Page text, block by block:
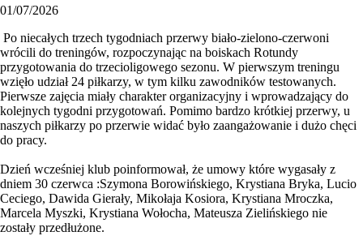
01/07/2026
Po niecałych trzech tygodniach przerwy biało-zielono-czerwoni
wrócili do treningów, rozpoczynając na boiskach Rotundy
przygotowania do trzecioligowego sezonu. W pierwszym treningu
wzięło udział 24 piłkarzy, w tym kilku zawodników testowanych.
Pierwsze zajęcia miały charakter organizacyjny i wprowadzający do
kolejnych tygodni przygotowań. Pomimo bardzo krótkiej przerwy, u
naszych piłkarzy po przerwie widać było zaangażowanie i dużo chęci
do pracy.
Dzień wcześniej klub poinformował, że umowy które wygasały z
dniem 30 czerwca :Szymona Borowińskiego, Krystiana Bryka, Lucio
Ceciego, Dawida Gierały, Mikołaja Kosiora, Krystiana Mroczka,
Marcela Myszki, Krystiana Wołocha, Mateusza Zielińskiego nie
zostały przedłużone.